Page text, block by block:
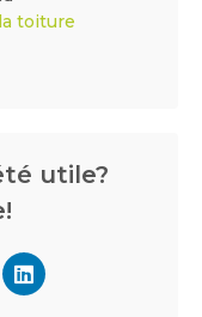
toiture
utile?